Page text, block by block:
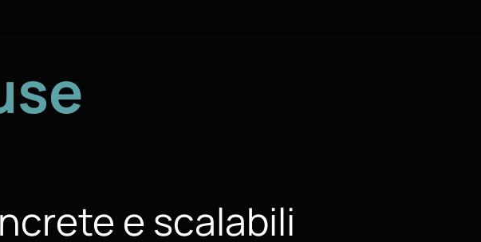
e scalabili